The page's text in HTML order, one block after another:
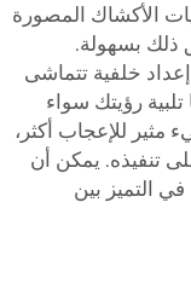
الأكشاك المصورة
ذلك بسهولة.
خلفية تتماشى
رؤيتك سواء
للإعجاب أكثر،
تنفيذه. يمكن أن
بين